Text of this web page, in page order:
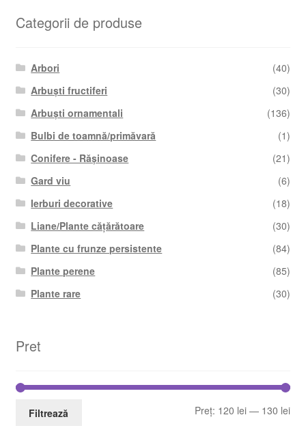
Categorii de produse
Arbori
(40)
Arbuști fructiferi
(30)
Arbuști ornamentali
(136)
Bulbi de toamnă/primăvară
(1)
Conifere - Rășinoase
(21)
Gard viu
(6)
Ierburi decorative
(18)
Liane/Plante cățărătoare
(30)
Plante cu frunze persistente
(84)
Plante perene
(85)
Plante rare
(30)
Pret
Filtrează Preț: 120 lei — 130 lei